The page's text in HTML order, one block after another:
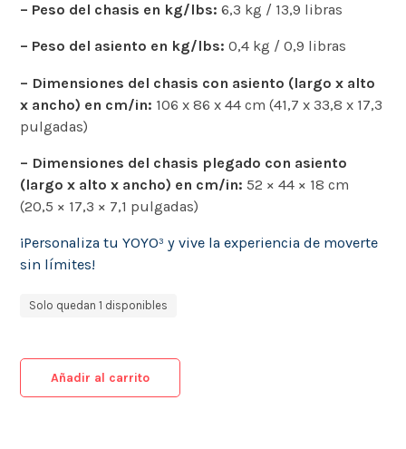
– Peso del chasis en kg/lbs: 6,3 kg / 13,9 libras
– Peso del asiento en kg/lbs:0,4 kg / 0,9 libras
– Dimensiones del chasis con asiento (largo x alto
x ancho) en cm/in: 106 x 86 x 44 cm (41,7 x 33,8 x 17,3
pulgadas)
– Dimensiones del chasis plegado con asiento
(largo x alto x ancho) en cm/in:52 × 44 × 18 cm
(20,5 × 17,3 × 7,1 pulgadas)
¡Personaliza tu YOYO³ y vive la experiencia de moverte
sin límites!
Solo quedan 1 disponibles
Añadir al carrito